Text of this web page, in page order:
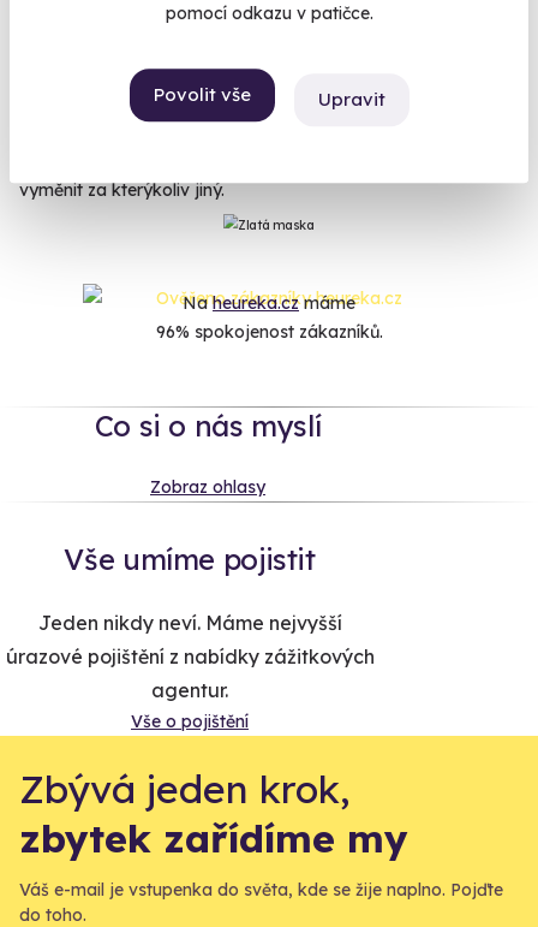
pomocí odkazu v patičce.
Povolit vše Upravit
vhodný zážitek a staňte se ženou jeho života. Na takový
akrobatickým letadlem. Má rád přírodu?
bude pro něj to pravé. Kvalitním pitím ho
vyměnit za kterýkoliv jiný.
Naheureka.czmáme
96% spokojenost zákazníků.
Co si o nás myslí
Zobraz ohlasy
Vše umíme pojistit
Jeden nikdy neví. Máme nejvyšší
úrazové pojištění z nabídky zážitkových
agentur.
Vše o pojištění
Zbývá jeden krok,
zbytek zařídíme my
Váš e-mail je vstupenka do světa, kde se žije naplno. Pojďte
do toho.